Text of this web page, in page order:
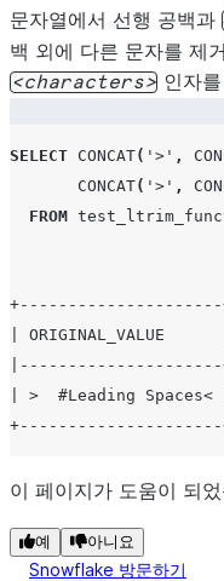
문자열에서 선행 공백과
백 외에 다른 문자를 제
characters 인자
SELECT CONCAT( '>' ,
CONCAT( '>' ,
FROM
| ORIGINAL_VALUE
| >  #Leading Spaces<
이 페이지가 도움이 되
예 아니요
Snowflake 방문하기